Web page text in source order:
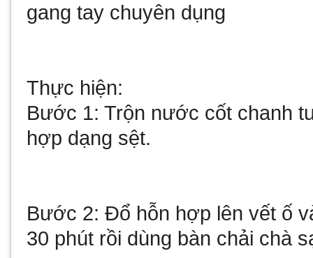
gang tay chuyên dụng
Thực hiện:
Bước 1: Trộn nước cốt chanh
hợp dạng sệt.
Bước 2: Đổ hỗn hợp lên vết ố
30 phút rồi dùng bàn chải chà